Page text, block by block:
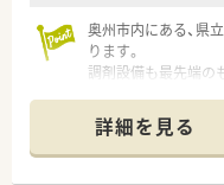
な社風で機材導入な
奥州市内にある、県
ります。
調剤設備も最先端の
≪薬局について≫
東日本を中心に展開
調剤併設店も多く展
詳細を見る